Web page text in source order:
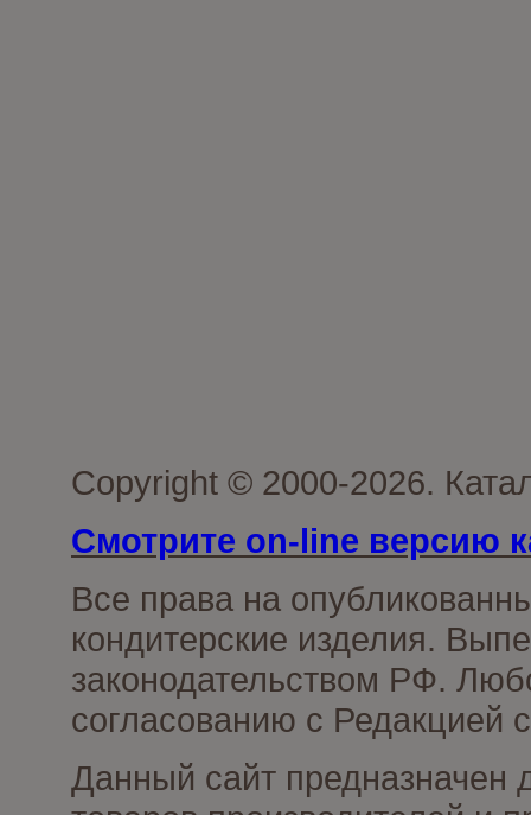
Copyright © 2000-2026.
Смотрите on-line версию
Все права на
кондитерские изделия.
законодательством РФ.
согласованию с Редакцией
Данный сайт предназначен